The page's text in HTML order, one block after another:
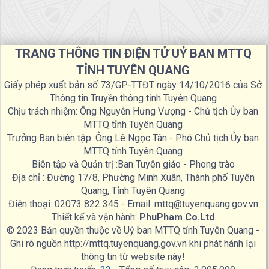
TRANG THÔNG TIN ĐIỆN TỬ UỶ BAN MTTQ
TỈNH TUYÊN QUANG
Giấy phép xuất bản số 73/GP-TTĐT ngày 14/10/2016 của Sở
Thông tin Truyền thông tỉnh Tuyên Quang
Chịu trách nhiệm: Ông Nguyễn Hưng Vượng - Chủ tịch Ủy ban
MTTQ tỉnh Tuyên Quang
Trưởng Ban biên tập: Ông Lê Ngọc Tân - Phó Chủ tịch Ủy ban
MTTQ tỉnh Tuyên Quang
Biên tập và Quản trị :Ban Tuyên giáo - Phong trào
Địa chỉ : Đường 17/8, Phường Minh Xuân, Thành phố Tuyên
Quang, Tỉnh Tuyên Quang
Điện thoại: 02073 822 345 - Email: mttq@tuyenquang.gov.vn
Thiết kế và vận hành: PhuPham Co.Ltd
© 2023 Bản quyền thuộc về Uỷ ban MTTQ tỉnh Tuyên Quang -
Ghi rõ nguồn http://mttq.tuyenquang.gov.vn khi phát hành lại
thông tin từ website này!